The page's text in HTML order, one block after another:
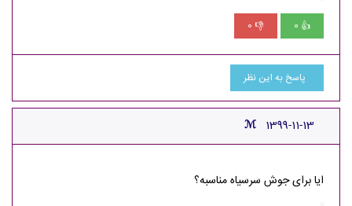
👍
0
👎
0
پاسخ به این نظر
ℳ 1399-11-13
ایا برای جوش سرسیاه مناسبه؟